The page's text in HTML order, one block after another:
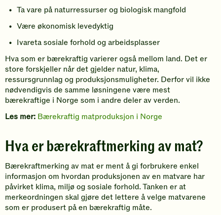
Ta vare på naturressurser og biologisk mangfold
Være økonomisk levedyktig
Ivareta sosiale forhold og arbeidsplasser
Hva som er bærekraftig varierer også mellom land. Det er
store forskjeller når det gjelder natur, klima,
ressursgrunnlag og produksjonsmuligheter. Derfor vil ikke
nødvendigvis de samme løsningene være mest
bærekraftige i Norge som i andre deler av verden.
Les mer: Bærekraftig matproduksjon i Norge
Hva er bærekraftmerking av mat?
Bærekraftmerking av mat er ment å gi forbrukere enkel
informasjon om hvordan produksjonen av en matvare har
påvirket klima, miljø og sosiale forhold. Tanken er at
merkeordningen skal gjøre det lettere å velge matvarene
som er produsert på en bærekraftig måte.